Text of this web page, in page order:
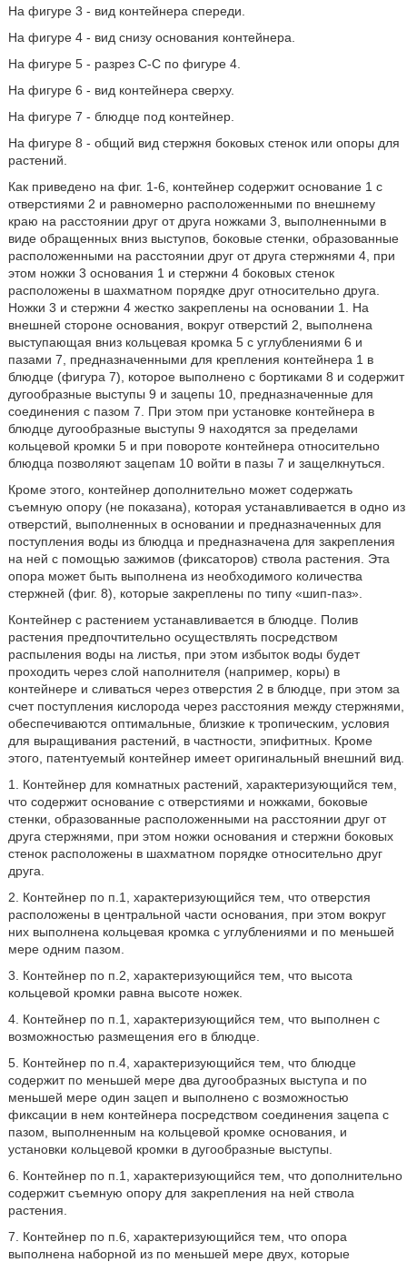
На фигуре 3 - вид контейнера спереди.
На фигуре 4 - вид снизу основания контейнера.
На фигуре 5 - разрез С-С по фигуре 4.
На фигуре 6 - вид контейнера сверху.
На фигуре 7 - блюдце под контейнер.
На фигуре 8 - общий вид стержня боковых стенок или опоры для
растений.
Как приведено на фиг. 1-6, контейнер содержит основание 1 с
отверстиями 2 и равномерно расположенными по внешнему
краю на расстоянии друг от друга ножками 3, выполненными в
виде обращенных вниз выступов, боковые стенки, образованные
расположенными на расстоянии друг от друга стержнями 4, при
этом ножки 3 основания 1 и стержни 4 боковых стенок
расположены в шахматном порядке друг относительно друга.
Ножки 3 и стержни 4 жестко закреплены на основании 1. На
внешней стороне основания, вокруг отверстий 2, выполнена
выступающая вниз кольцевая кромка 5 с углублениями 6 и
пазами 7, предназначенными для крепления контейнера 1 в
блюдце (фигура 7), которое выполнено с бортиками 8 и содержит
дугообразные выступы 9 и зацепы 10, предназначенные для
соединения с пазом 7. При этом при установке контейнера в
блюдце дугообразные выступы 9 находятся за пределами
кольцевой кромки 5 и при повороте контейнера относительно
блюдца позволяют зацепам 10 войти в пазы 7 и защелкнуться.
Кроме этого, контейнер дополнительно может содержать
съемную опору (не показана), которая устанавливается в одно из
отверстий, выполненных в основании и предназначенных для
поступления воды из блюдца и предназначена для закрепления
на ней с помощью зажимов (фиксаторов) ствола растения. Эта
опора может быть выполнена из необходимого количества
стержней (фиг. 8), которые закреплены по типу «шип-паз».
Контейнер с растением устанавливается в блюдце. Полив
растения предпочтительно осуществлять посредством
распыления воды на листья, при этом избыток воды будет
проходить через слой наполнителя (например, коры) в
контейнере и сливаться через отверстия 2 в блюдце, при этом за
счет поступления кислорода через расстояния между стержнями,
обеспечиваются оптимальные, близкие к тропическим, условия
для выращивания растений, в частности, эпифитных. Кроме
этого, патентуемый контейнер имеет оригинальный внешний вид.
1. Контейнер для комнатных растений, характеризующийся тем,
что содержит основание с отверстиями и ножками, боковые
стенки, образованные расположенными на расстоянии друг от
друга стержнями, при этом ножки основания и стержни боковых
стенок расположены в шахматном порядке относительно друг
друга.
2. Контейнер по п.1, характеризующийся тем, что отверстия
расположены в центральной части основания, при этом вокруг
них выполнена кольцевая кромка с углублениями и по меньшей
мере одним пазом.
3. Контейнер по п.2, характеризующийся тем, что высота
кольцевой кромки равна высоте ножек.
4. Контейнер по п.1, характеризующийся тем, что выполнен с
возможностью размещения его в блюдце.
5. Контейнер по п.4, характеризующийся тем, что блюдце
содержит по меньшей мере два дугообразных выступа и по
меньшей мере один зацеп и выполнено с возможностью
фиксации в нем контейнера посредством соединения зацепа с
пазом, выполненным на кольцевой кромке основания, и
установки кольцевой кромки в дугообразные выступы.
6. Контейнер по п.1, характеризующийся тем, что дополнительно
содержит съемную опору для закрепления на ней ствола
растения.
7. Контейнер по п.6, характеризующийся тем, что опора
выполнена наборной из по меньшей мере двух, которые